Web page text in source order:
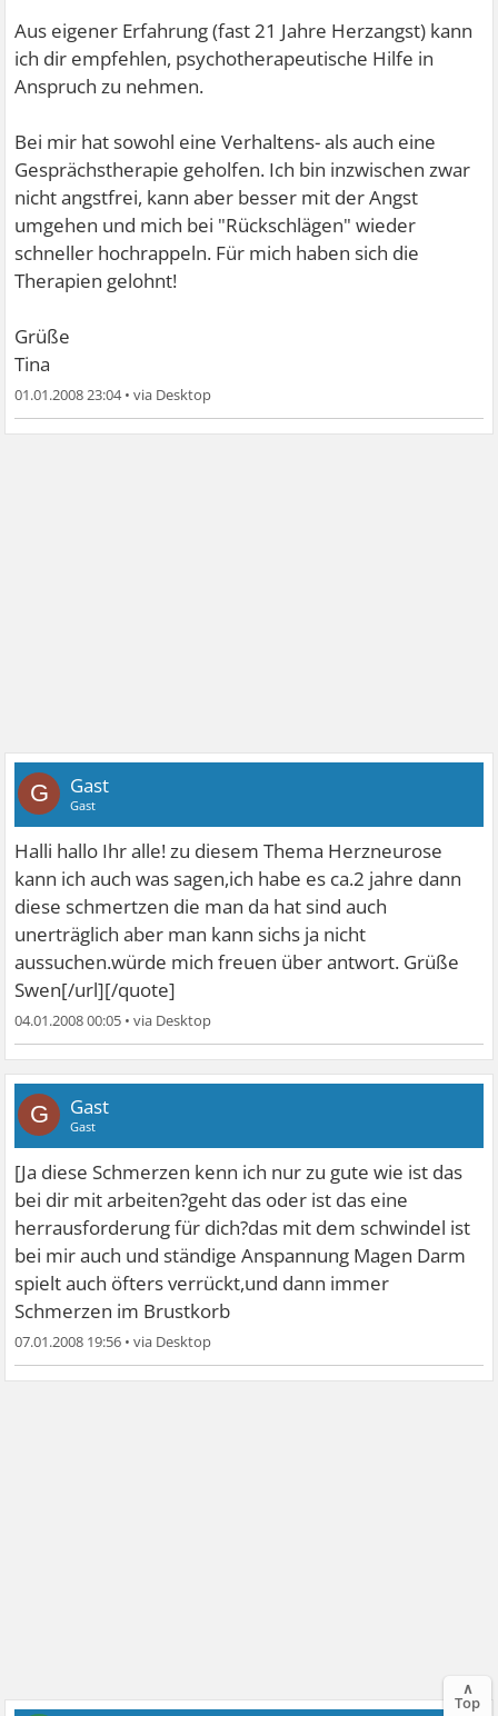
Aus eigener Erfahrung (fast 21 Jahre Herzangst) kann
ich dir empfehlen, psychotherapeutische Hilfe in
Anspruch zu nehmen.
Bei mir hat sowohl eine Verhaltens- als auch eine
Gesprächstherapie geholfen. Ich bin inzwischen zwar
nicht angstfrei, kann aber besser mit der Angst
umgehen und mich bei "Rückschlägen" wieder
schneller hochrappeln. Für mich haben sich die
Therapien gelohnt!
Grüße
Tina
01.01.2008 23:04•
G Gast
Gast
Halli hallo Ihr alle! zu diesem Thema Herzneurose
kann ich auch was sagen,ich habe es ca.2 jahre dann
diese schmertzen die man da hat sind auch
unerträglich aber man kann sichs ja nicht
aussuchen.würde mich freuen über antwort. Grüße
Swen[/url][/quote]
04.01.2008 00:05 •
G Gast
Gast
[Ja diese Schmerzen kenn ich nur zu gute wie ist das
bei dir mit arbeiten?geht das oder ist das eine
herrausforderung für dich?das mit dem schwindel ist
bei mir auch und ständige Anspannung Magen Darm
spielt auch öfters verrückt,und dann immer
Schmerzen im Brustkorb
07.01.2008 19:56 •
∧
Top